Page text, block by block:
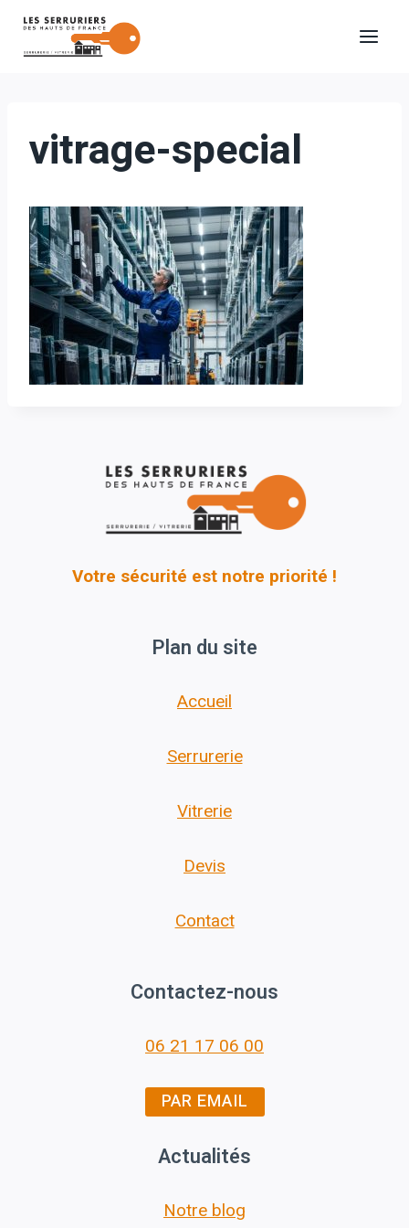
Aller
vitrage-special
Votre sécurité est notre priorité !
Plan du site
Accueil
Serrurerie
Vitrerie
Devis
Contact
Contactez-nous
06 21 17 06 00
PAR EMAIL
Actualités
Notre blog